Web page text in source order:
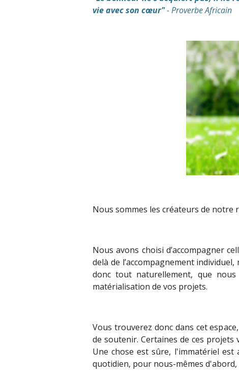
vie avec son cœur"- Proverbe Africain
Nous sommes les créateurs de notre
Nous avons choisi d’accompagner
delà de l’accompagnement
donc tout naturellement, que nous
matérialisation de vos projets.
Vous trouverez donc dans cet
de soutenir. Certaines de ces
Une chose est sûre, l'immatériel
quotidien, pour nous-mêmes